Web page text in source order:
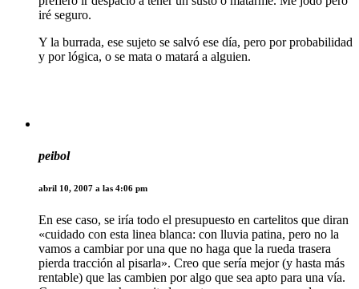
iré seguro.
Y la burrada, ese sujeto se salvó ese día, pero por probabilidad
y por lógica, o se mata o matará a alguien.
peibol
abril 10, 2007 a las 4:06 pm
En ese caso, se iría todo el presupuesto en cartelitos que diran
«cuidado con esta linea blanca: con lluvia patina, pero no la
vamos a cambiar por una que no haga que la rueda trasera
pierda tracción al pisarla». Creo que sería mejor (y hasta más
rentable) que las cambien por algo que sea apto para una vía.